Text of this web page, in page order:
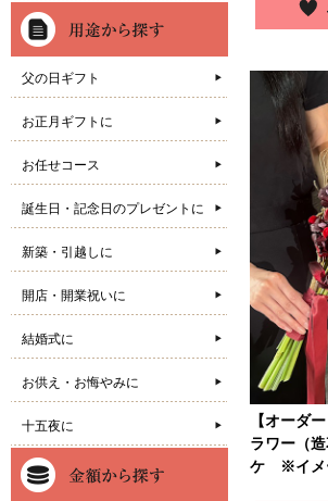
【オーダ
ラワー（
ケ ※イメ
父の日ギフト
お正月ギフトに
お任せコース
誕生日・記念日のプレゼントに
新築・引越しに
開店・開業祝いに
結婚式に
お供え・お悔やみに
十五夜に